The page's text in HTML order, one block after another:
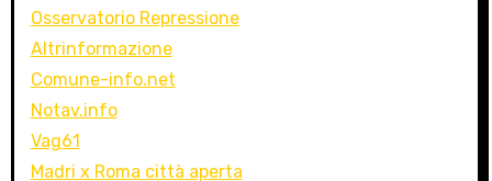
Osservatorio Repressione
Altrinformazione
Comune-info.net
Notav.info
Vag61
Madri x Roma città aperta